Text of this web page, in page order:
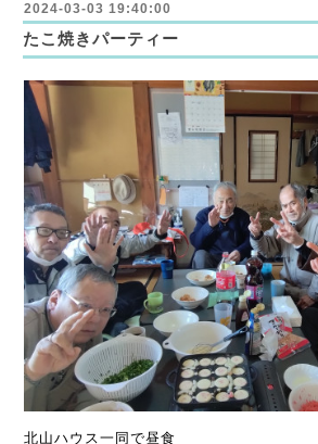
2024-03-03 19:40:00
たこ焼きパーティー
北山ハウス一同で昼食